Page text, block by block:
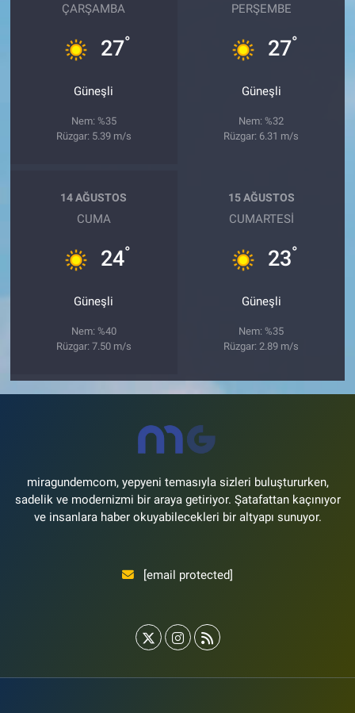
ÇARŞAMBA
27°
Güneşli
Nem: %35
Rüzgar: 5.39 m/s
PERŞEMBE
27°
Güneşli
Nem: %32
Rüzgar: 6.31 m/s
14 AĞUSTOS
CUMA
24°
Güneşli
Nem: %40
Rüzgar: 7.50 m/s
15 AĞUSTOS
CUMARTESI
23°
Güneşli
Nem: %35
Rüzgar: 2.89 m/s
miragundemcom, yepyeni temasıyla sizleri buluştururken,
sadelik ve modernizmi bir araya getiriyor. Şatafattan kaçınıyor
ve insanlara haber okuyabilecekleri bir altyapı sunuyor.
[email protected]